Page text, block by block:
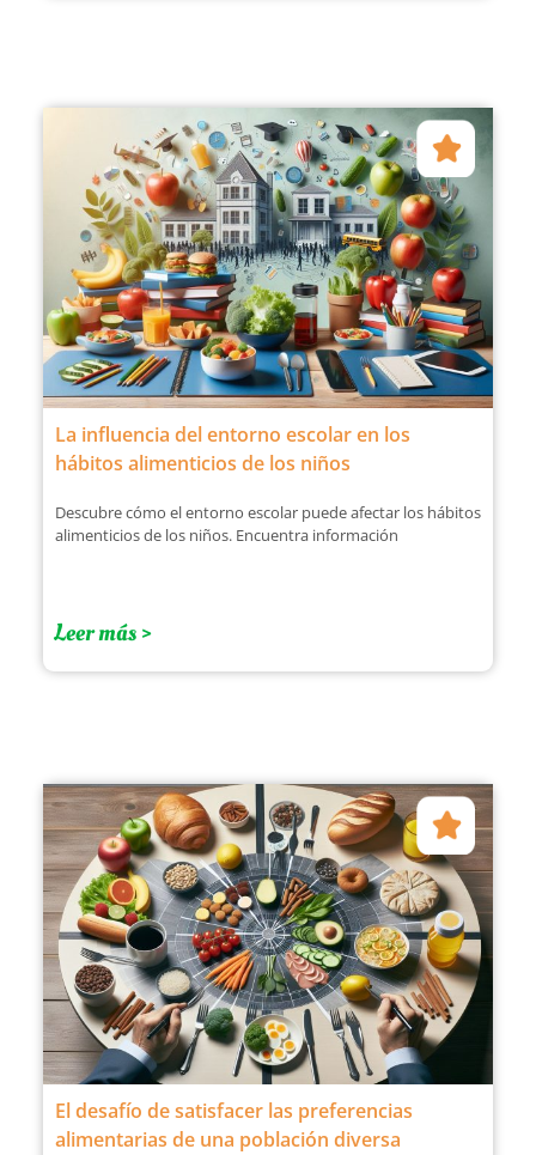
La influencia del entorno escolar en los
hábitos alimenticios de los niños
Descubre cómo el entorno escolar puede afectar los hábitos
alimenticios de los niños. Encuentra información
Leer más >
El desafío de satisfacer las preferencias
alimentarias de una población diversa